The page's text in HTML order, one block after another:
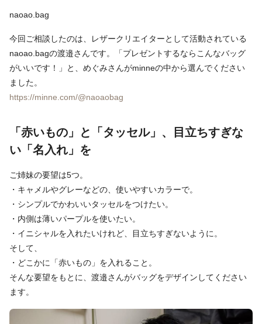
naoao.bag
今回ご相談したのは、レザークリエイターとして活動されている
naoao.bagの渡邉さんです。「プレゼントするならこんなバッグ
がいいです！」と、めぐみさんがminneの中から選んでください
ました。
https://minne.com/@naoaobag
「赤いもの」と「タッセル」、目立ちすぎな
い「名入れ」を
ご姉妹の要望は5つ。
・キャメルやグレーなどの、使いやすいカラーで。
・シンプルでかわいいタッセルをつけたい。
・内側は薄いパープルを使いたい。
・イニシャルを入れたいけれど、目立ちすぎないように。
そして、
・どこかに「赤いもの」を入れること。
そんな要望をもとに、渡邉さんがバッグをデザインしてください
ます。